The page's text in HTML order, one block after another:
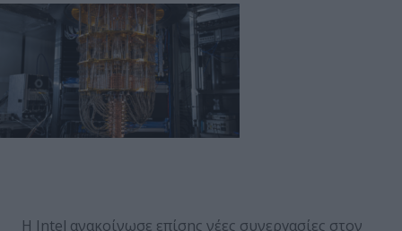
Η Intel ανακοίνωσε επίσης νέες συνεργασίες στον